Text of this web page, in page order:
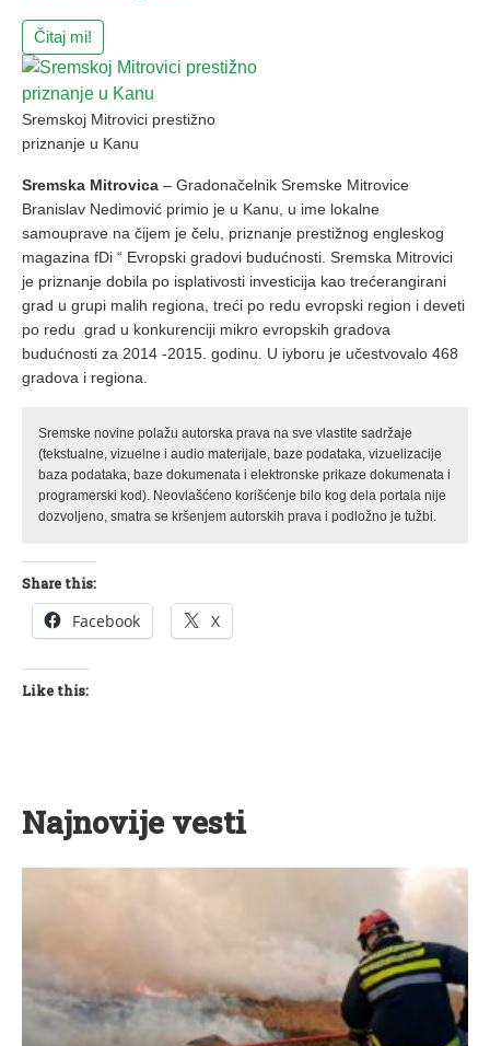
Čitaj mi!
Sremskoj Mitrovici prestižno
priznanje u Kanu
Sremska Mitrovica – Gradonačelnik Sremske Mitrovice
Branislav Nedimović primio je u Kanu, u ime lokalne
samouprave na čijem je čelu, priznanje prestižnog engleskog
magazina fDi “ Evropski gradovi budućnosti. Sremska Mitrovici
je priznanje dobila po isplativosti investicija kao trećerangirani
grad u grupi malih regiona, treći po redu evropski region i deveti
po redu grad u konkurenciji mikro evropskih gradova
budućnosti za 2014 -2015. godinu. U iyboru je učestvovalo 468
gradova i regiona.
Sremske novine polažu autorska prava na sve vlastite sadržaje
(tekstualne, vizuelne i audio materijale, baze podataka, vizuelizacije
baza podataka, baze dokumenata i elektronske prikaze dokumenata i
programerski kod). Neovlašćeno korišćenje bilo kog dela portala nije
dozvoljeno, smatra se kršenjem autorskih prava i podložno je tužbi.
Share this:
Facebook X
Like this:
Najnovije vesti